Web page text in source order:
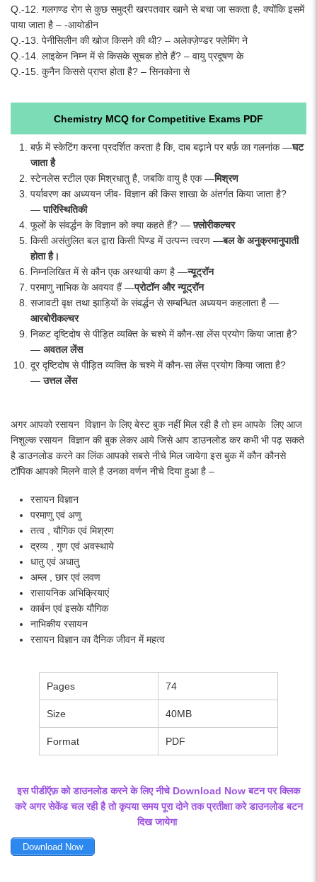
Q.-12. गलगण्ड रोग से कुछ समुद्री खरपतवार खाने से बचा जा सकता है, क्योंकि इसमें
पाया जाता है – -आयोडीन
Q.-13. पेनीसिलीन की खोज किसने की थी? – अलेक्ज़ेण्डर फ्लेमिंग ने
Q.-14. लाइकेन निम्न में से किसके सूचक होते हैं? – वायु प्रदूषण के
Q.-15. कुनैन किससे प्राप्त होता है? – सिनकोना से
Chemistry MCQ for Competitive Exams PDF
बर्फ़ में स्केटिंग करना प्रदर्शित करता है कि, दाब बढ़ाने पर बर्फ़ का गलनांक —घट
जाता है
स्टेनलेस स्टील एक मिश्रधातु है, जबकि वायु है एक —मिश्रण
पर्यावरण का अध्ययन जीव- विज्ञान की किस शाखा के अंतर्गत किया जाता है?
—पारिस्थितिकी
फूलों के संवर्द्धन के विज्ञान को क्या कहते हैं? —फ़्लोरीकल्चर
किसी असंतुलित बल द्वारा किसी पिण्ड में उत्पन्न त्वरण —बल के अनुक्रमानुपाती
होता है।
निम्नलिखित में से कौन एक अस्थायी कण है —न्यूट्रॉन
परमाणु नाभिक के अवयव हैं —प्रोटॉन और न्यूट्रॉन
सजावटी वृक्ष तथा झाड़ियों के संवर्द्धन से सम्बन्धित अध्ययन कहलाता है —
आरबोरीकल्चर
निकट दृष्टिदोष से पीड़ित व्यक्ति के चश्मे में कौन-सा लेंस प्रयोग किया जाता है?
— अवतल लेंस
दूर दृष्टिदोष से पीड़ित व्यक्ति के चश्मे में कौन-सा लेंस प्रयोग किया जाता है?
—उत्तल लेंस
अगर आपको रसायन विज्ञान के लिए बेस्ट बुक नहीं मिल रही है तो हम आपके लिए आज
निशुल्क रसायन विज्ञान की बुक लेकर आये जिसे आप डाउनलोड कर कभी भी पढ़ सकते
है डाउनलोड करने का लिंक आपको सबसे नीचे मिल जायेगा इस बुक में कौन कौनसे
टॉपिक आपको मिलने वाले है उनका वर्णन नीचे दिया हुआ है –
रसायन विज्ञान
परमाणु एवं अणु
तत्व , यौगिक एवं मिश्रण
द्रव्य , गुण एवं अवस्थाये
धातु एवं अधातु
अम्ल , छार एवं लवण
रासायनिक अभिक्रियाएं
कार्बन एवं इसके यौगिक
नाभिकीय रसायन
रसायन विज्ञान का दैनिक जीवन में महत्व
Pages 74
Size 40MB
Format PDF
इस पीडीऍफ़ को डाउनलोड करने के लिए नीचे Download Now बटन पर क्लिक
करे अगर सेकेंड चल रही है तो कृपया समय पूरा दोने तक प्रतीक्षा करे डाउनलोड बटन
दिख जायेगा
Download Now